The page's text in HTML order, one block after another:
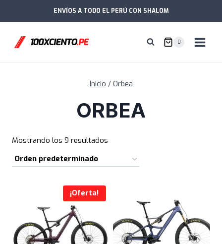
al
ENVÍOS A TODO EL PERÚ CON SHALOM
0
Inicio / Orbea
ORBEA
Mostrando los 9 resultados
¡Oferta!